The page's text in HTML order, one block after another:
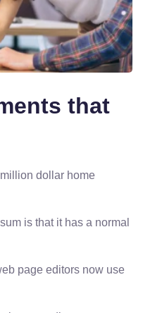
that
dollar home
is that it has a normal
page editors now use